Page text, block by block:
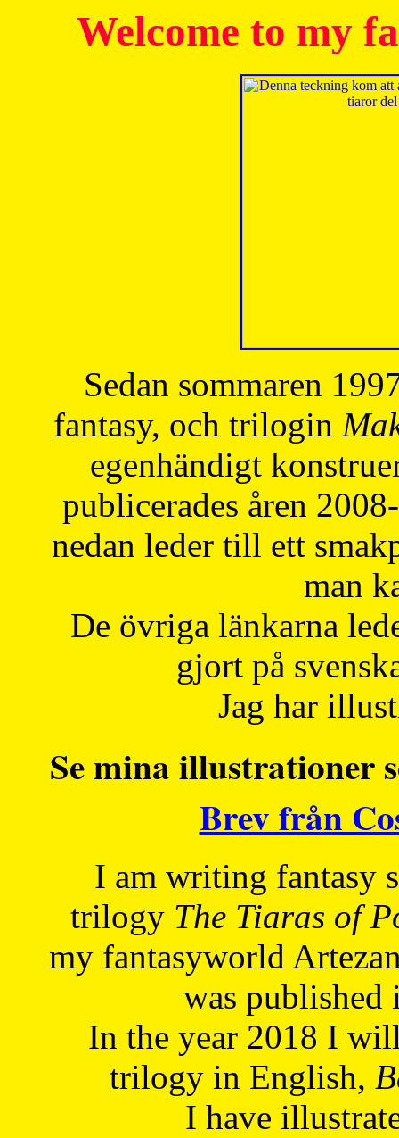
Welcome to my
Sedan sommaren
fantasy, och trilogin
egenhändigt
publicerades åren
nedan leder till ett
man
De övriga länkarna
gjort på
Jag har
Se mina illustrationer
Brev från
I am writing fantasy
trilogy The Tiaras of
my fantasyworld
was published
In the year 2018 I
trilogy in English,
I have